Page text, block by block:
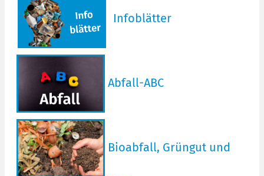
Infoblätter
Abfall-ABC
Bioabfall, Grüngut und